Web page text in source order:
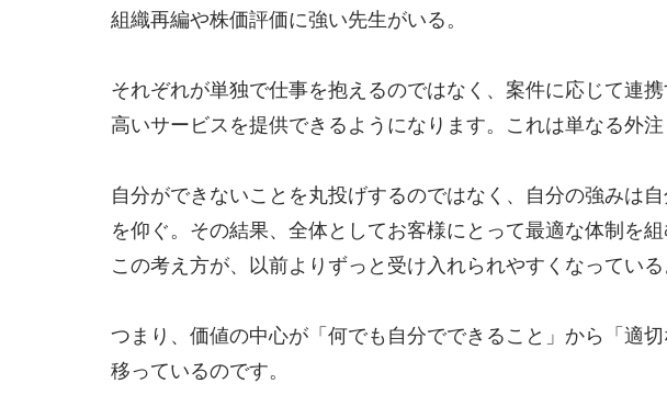
組織再編や株価評価に強い先生がいる。
それぞれが単独で仕事を抱えるのではなく、案件に応じて連
高いサービスを提供できるようになります。これは単なる外注
自分ができないことを丸投げするのではなく、自分の強みは
を仰ぐ。その結果、全体としてお客様にとって最適な体制を組
この考え方が、以前よりずっと受け入れられやすくなっている
つまり、価値の中心が「何でも自分でできること」から「適
移っているのです。